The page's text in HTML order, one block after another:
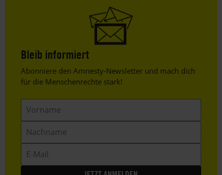
Bleib informiert
Header
Text
Abonniere den Amnesty-Newsletter und mach dich
für die Menschenrechte stark!
Mail